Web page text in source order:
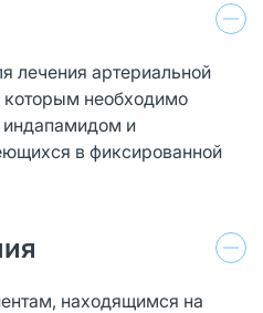
лечения артериальной
которым необходимо
индапамидом и
в фиксированной
находящимся на